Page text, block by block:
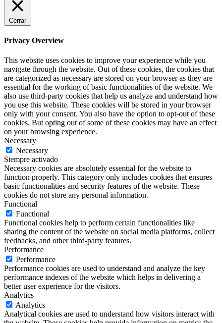
Cerrar
Privacy Overview
This website uses cookies to improve your experience while you
navigate through the website. Out of these cookies, the cookies that
are categorized as necessary are stored on your browser as they are
essential for the working of basic functionalities of the website. We
also use third-party cookies that help us analyze and understand how
you use this website. These cookies will be stored in your browser
only with your consent. You also have the option to opt-out of these
cookies. But opting out of some of these cookies may have an effect
on your browsing experience.
Necessary
Necessary
Siempre activado
Necessary cookies are absolutely essential for the website to
function properly. This category only includes cookies that ensures
basic functionalities and security features of the website. These
cookies do not store any personal information.
Functional
Functional
Functional cookies help to perform certain functionalities like
sharing the content of the website on social media platforms, collect
feedbacks, and other third-party features.
Performance
Performance
Performance cookies are used to understand and analyze the key
performance indexes of the website which helps in delivering a
better user experience for the visitors.
Analytics
Analytics
Analytical cookies are used to understand how visitors interact with